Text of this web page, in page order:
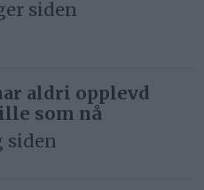
siden
aldri opplevd
som nå
siden